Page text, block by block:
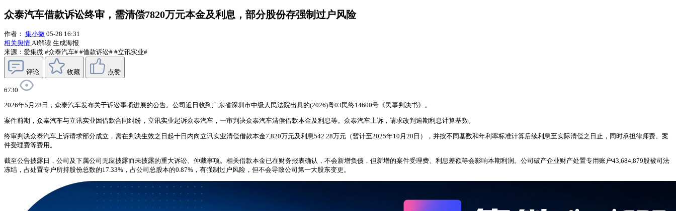
众泰汽车借款诉讼终审，需清偿7820万元本金及利息，部分股份存强制过户风险
作者： 集小微 05-28 16:31
相关舆情 AI解读 生成海报
来源：爱集微 #众泰汽车# #借款诉讼# #立讯实业#
评论 收藏 点赞
6730
2026年5月28日，众泰汽车发布关于诉讼事项进展的公告。公司近日收到广东省深圳市中级人民法院出具的(2026)粤03民终14600号《民事判决书》。
案件前期，众泰汽车与立讯实业因借款合同纠纷，立讯实业起诉众泰汽车，一审判决众泰汽车清偿借款本金及利息等。众泰汽车上诉，请求改判逾期利息计算基数。
终审判决众泰汽车上诉请求部分成立，需在判决生效之日起十日内向立讯实业清偿借款本金7,820万元及利息542.28万元（暂计至2025年10月20日），并按不同基数和年利率标准计算后续利息至实际清偿之日止，同时承担律师费、案
件受理费等费用。
截至公告披露日，公司及下属公司无应披露而未披露的重大诉讼、仲裁事项。相关借款本金已在财务报表确认，不会新增负债，但新增的案件受理费、利息差额等会影响本期利润。公司破产企业财产处置专用账户43,684,879股被司法
冻结，占处置专户所持股份总数的17.33%，占公司总股本的0.87%，有强制过户风险，但不会导致公司第一大股东变更。